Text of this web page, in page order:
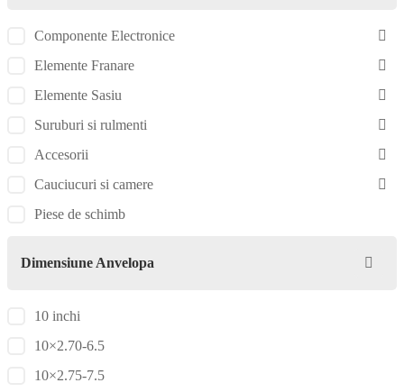
Componente Electronice
Elemente Franare
Elemente Sasiu
Suruburi si rulmenti
Accesorii
Cauciucuri si camere
Piese de schimb
Dimensiune Anvelopa
10 inchi
10×2.70-6.5
10×2.75-7.5